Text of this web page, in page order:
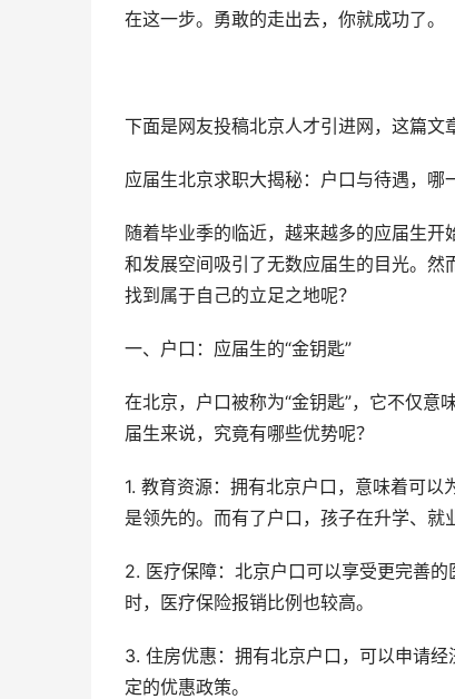
在这一步。勇敢的走出去，你就成功了。
下面是网友投稿北京人才引进网，这篇文
应届生北京求职大揭秘：户口与待遇，哪
随着毕业季的临近，越来越多的应届生
和发展空间吸引了无数应届生的目光。
找到属于自己的立足之地呢？
一、户口：应届生的“金钥匙”
在北京，户口被称为“金钥匙”，它不仅
届生来说，究竟有哪些优势呢？
1. 教育资源：拥有北京户口，意味着可
是领先的。而有了户口，孩子在升学、就
2. 医疗保障：北京户口可以享受更完善
时，医疗保险报销比例也较高。
3. 住房优惠：拥有北京户口，可以申请
定的优惠政策。